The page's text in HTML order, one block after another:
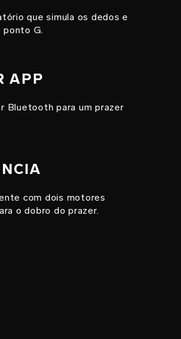
que simula os dedos e
ponto G.
APP
Bluetooth para um prazer
com dois motores
o dobro do prazer.